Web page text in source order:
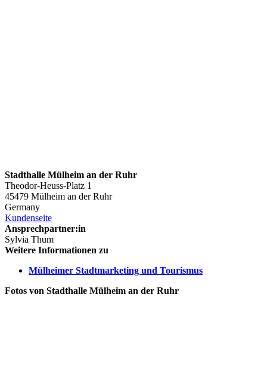
Stadthalle Mülheim an der Ruhr
Theodor-Heuss-Platz 1
45479 Mülheim an der Ruhr
Germany
Kundenseite
Ansprechpartner:in
Sylvia Thum
Weitere Informationen zu
Mülheimer Stadtmarketing und Tourismus
Fotos von Stadthalle Mülheim an der Ruhr